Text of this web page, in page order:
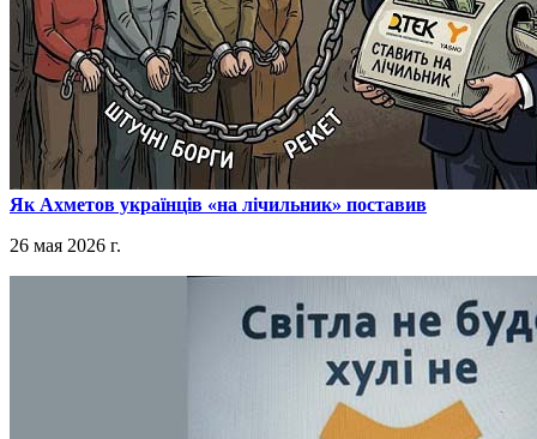
​Як Ахметов українців «на лічильник» поставив
26 мая 2026 г.